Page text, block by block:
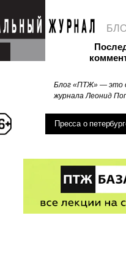
Блог «ПТЖ» — это
журнала Леонид
Пресса о